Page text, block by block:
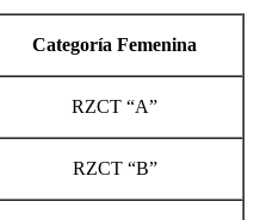
Categoría Femenina
RZCT “A”
RZCT “B”